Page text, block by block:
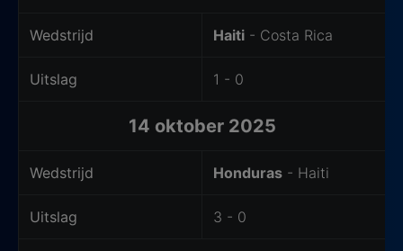
Wedstrijd Haiti - Costa Rica
Uitslag 1 - 0
14 oktober 2025
Wedstrijd Honduras - Haiti
Uitslag 3 - 0